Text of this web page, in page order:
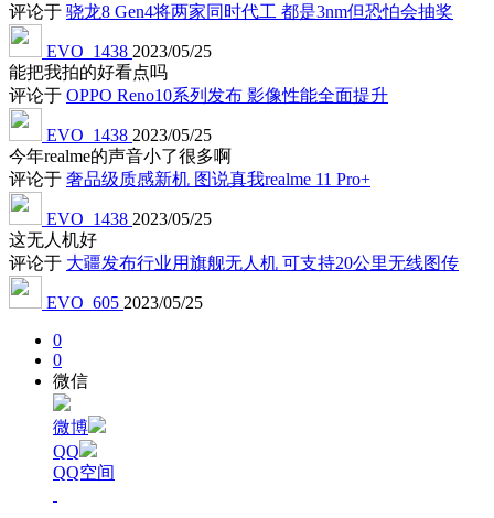
评论于 骁龙8 Gen4将两家同时代工 都是3nm但恐怕会抽奖
EVO_1438 2023/05/25
能把我拍的好看点吗
评论于 OPPO Reno10系列发布 影像性能全面提升
EVO_1438 2023/05/25
今年realme的声音小了很多啊
评论于 奢品级质感新机 图说真我realme 11 Pro+
EVO_1438 2023/05/25
这无人机好
评论于 大疆发布行业用旗舰无人机 可支持20公里无线图传
EVO_605 2023/05/25
0
0
微信
微博
QQ
QQ空间